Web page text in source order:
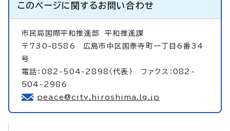
このページに関するお問い合わせ
市民局国際平和推進部平和推進課
〒730-8586 広島市中区国泰寺町一丁目6番34
号
電話：082-504-2898（代表） ファクス：082-
504-2986
peace@city.hiroshima.lg.jp